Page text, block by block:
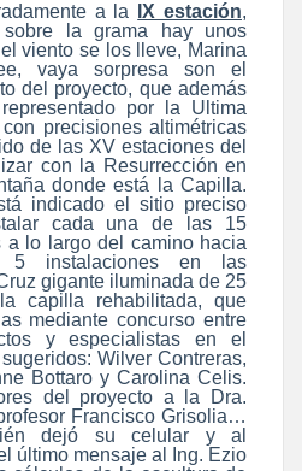
a la IX estación,
la grama hay unos
viento se los lleve, Marina
vaya sorpresa son el
del proyecto, que además
por la Ultima
precisiones altimétricas
de las XV estaciones del
con la Resurrección en
donde está la Capilla.
indicado el sitio preciso
cada una de las 15
a lo largo del camino hacia
instalaciones en las
gigante iluminada de 25
capilla rehabilitada, que
mediante concurso entre
y especialistas en el
Wilver Contreras,
Bottaro y Carolina Celis.
del proyecto a la Dra.
Francisco Grisolia…
dejó su celular y al
último mensaje al Ing. Ezio